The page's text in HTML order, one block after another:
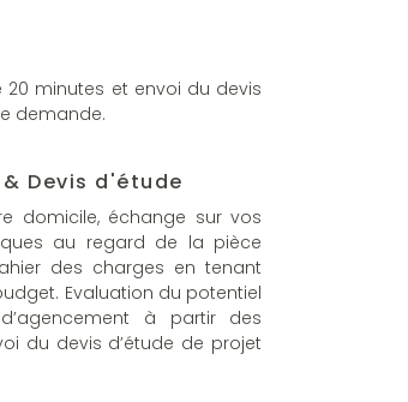
20 minutes et envoi du devis
demande.
Devis d'étude
domicile, échange sur vos
au regard de la pièce
des charges en tenant
Evaluation du potentiel
à partir des
du devis d’étude de projet